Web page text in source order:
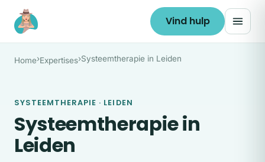
Ga naar de inhoud
Vind hulp
Home›Expertises›Systeemtherapie in Leiden
SYSTEEMTHERAPIE · LEIDEN
Systeemtherapie in
Leiden